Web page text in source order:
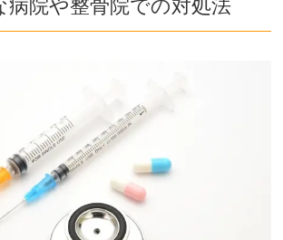
病院や整骨院での対処法